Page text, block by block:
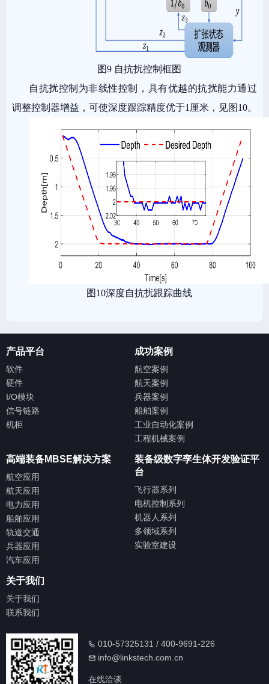
图9 自抗扰控制框图
自抗扰控制为非线性控制，具有优越的抗扰能力通过
调整控制器增益，可使深度跟踪精度优于1厘米，见图10。
图10深度自抗扰跟踪曲线
产品平台
软件
硬件
I/O模块
信号链路
机柜
成功案例
航空案例
航天案例
兵器案例
船舶案例
工业自动化案例
工程机械案例
高端装备MBSE解决方案
航空应用
航天应用
电力应用
船舶应用
轨道交通
兵器应用
汽车应用
装备级数字孪生体开发验证平
台
飞行器系列
电机控制系列
机器人系列
多领域系列
实验室建设
关于我们
关于我们
联系我们
010-57325131 / 400-9691-226
info@linkstech.com.cn
在线洽谈